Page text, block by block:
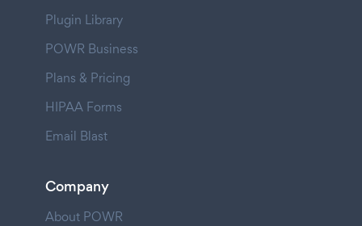
Plugin Library
POWR Business
Plans & Pricing
HIPAA Forms
Email Blast
Company
About POWR